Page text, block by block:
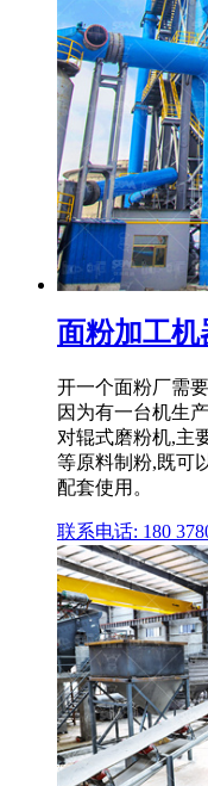
面粉加工机
开一个面粉厂需
因为有一台机生
对辊式磨粉机,主
等原料制粉,既可
配套使用。
联系电话: 180